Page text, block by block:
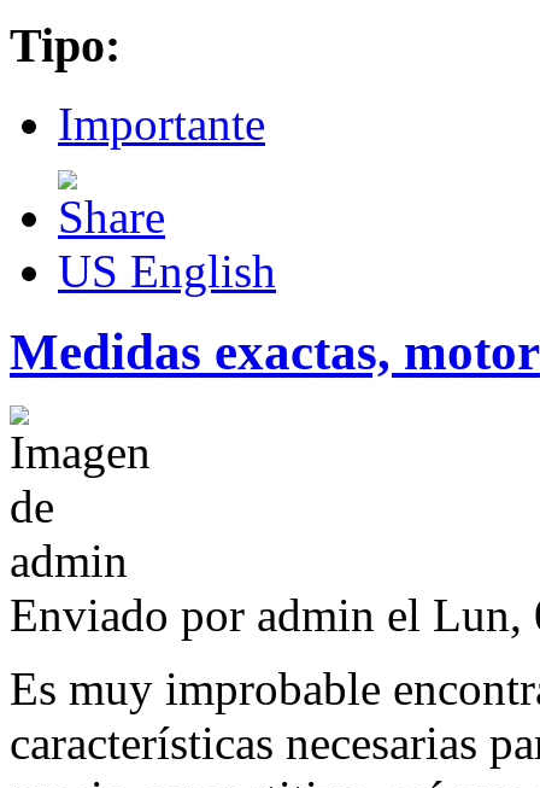
Tipo:
Importante
US English
Medidas exactas,
Enviado por admin el Lun,
Es muy improbable
características necesarias